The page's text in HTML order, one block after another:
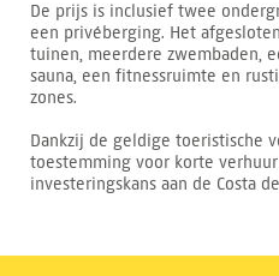
De prijs is inclusief twee
een privéberging. Het
tuinen, meerdere zwembaden,
sauna, een fitnessruimte en
zones.
Dankzij de geldige toeristische
toestemming voor korte
investeringskans aan de Costa